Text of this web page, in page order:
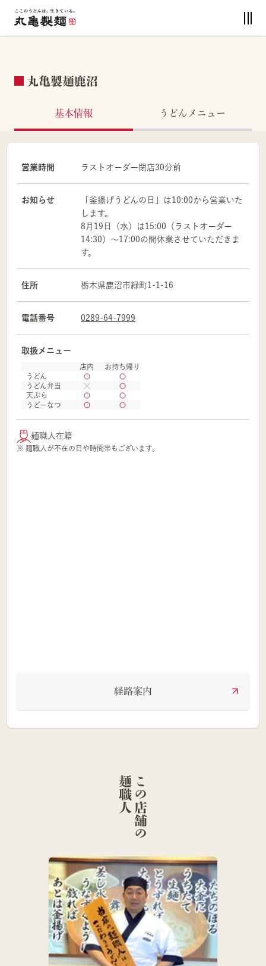
丸亀製麺鹿沼
基本情報 うどんメニュー
営業時間 ラストオーダー閉店30分前
お知らせ
「釜揚げうどんの日」は10:00から営業いた
します。
8月19日（水）は15:00（ラストオーダー
14:30）～17:00の間休業させていただきま
す。
住所 栃木県鹿沼市緑町1-1-16
電話番号 0289-64-7999
取扱メニュー
店内
お持ち帰り
うどん
うどん弁当
天ぷら
うどーなつ
麺職人在籍
※ 麺職人が不在の日や時間帯もございます。
経路案内
こ
の
店
舗
の
麺
職
人